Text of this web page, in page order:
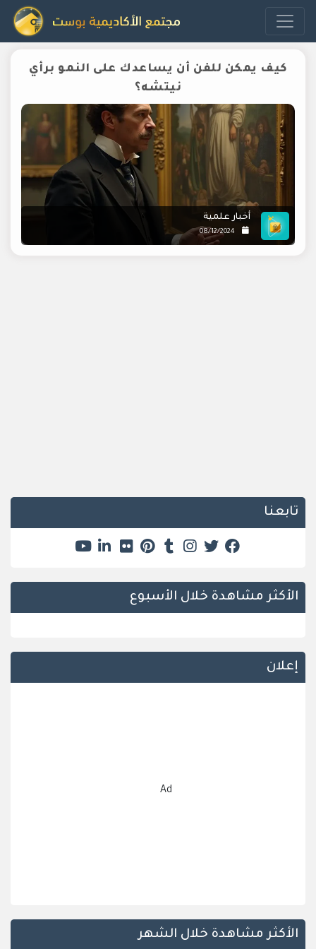
كيف يمكن للفن أن يساعدك على النمو برأي
نيتشه؟
أخبار علمية
08/12/2024
تابعنا
الأكثر مشاهدة خلال الأسبوع
إعلان
Ad
الأكثر مشاهدة خلال الشهر